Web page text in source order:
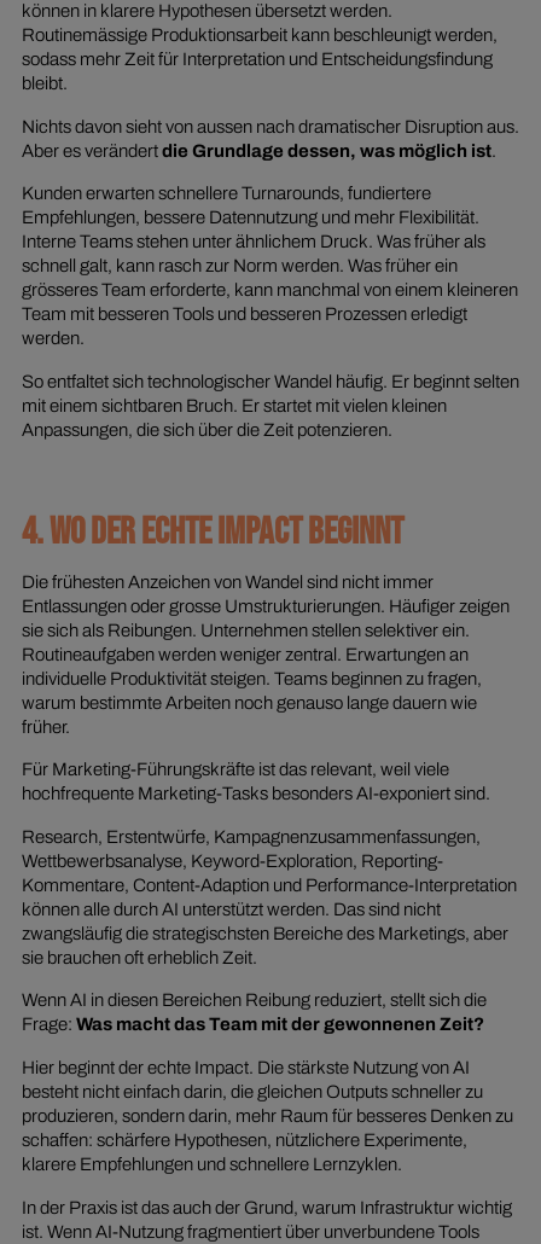
können in klarere Hypothesen übersetzt werden.
Routinemässige Produktionsarbeit kann beschleunigt werden,
sodass mehr Zeit für Interpretation und Entscheidungsfindung
bleibt.
Nichts davon sieht von aussen nach dramatischer Disruption aus.
Aber es verändertdie Grundlage dessen, was möglich ist.
Kunden erwarten schnellere Turnarounds, fundiertere
Empfehlungen, bessere Datennutzung und mehr Flexibilität.
Interne Teams stehen unter ähnlichem Druck. Was früher als
schnell galt, kann rasch zur Norm werden. Was früher ein
grösseres Team erforderte, kann manchmal von einem kleineren
Team mit besseren Tools und besseren Prozessen erledigt
werden.
So entfaltet sich technologischer Wandel häufig. Er beginnt selten
mit einem sichtbaren Bruch. Er startet mit vielen kleinen
Anpassungen, die sich über die Zeit potenzieren.
4. WO DER ECHTE IMPACT BEGINNT
Die frühesten Anzeichen von Wandel sind nicht immer
Entlassungen oder grosse Umstrukturierungen. Häufiger zeigen
sie sich als Reibungen. Unternehmen stellen selektiver ein.
Routineaufgaben werden weniger zentral. Erwartungen an
individuelle Produktivität steigen. Teams beginnen zu fragen,
warum bestimmte Arbeiten noch genauso lange dauern wie
früher.
Für Marketing-Führungskräfte ist das relevant, weil viele
hochfrequente Marketing-Tasks besonders AI-exponiert sind.
Research, Erstentwürfe, Kampagnenzusammenfassungen,
Wettbewerbsanalyse, Keyword-Exploration, Reporting-
Kommentare, Content-Adaption und Performance-Interpretation
können alle durch AI unterstützt werden. Das sind nicht
zwangsläufig die strategischsten Bereiche des Marketings, aber
sie brauchen oft erheblich Zeit.
Wenn AI in diesen Bereichen Reibung reduziert, stellt sich die
Frage: Was macht das Team mit der gewonnenen Zeit?
Hier beginnt der echte Impact. Die stärkste Nutzung von AI
besteht nicht einfach darin, die gleichen Outputs schneller zu
produzieren, sondern darin, mehr Raum für besseres Denken zu
schaffen: schärfere Hypothesen, nützlichere Experimente,
klarere Empfehlungen und schnellere Lernzyklen.
In der Praxis ist das auch der Grund, warum Infrastruktur wichtig
ist. Wenn AI-Nutzung fragmentiert über unverbundene Tools